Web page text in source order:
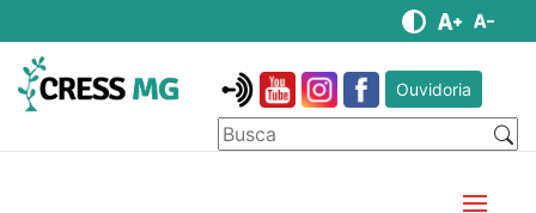
Ouvidoria